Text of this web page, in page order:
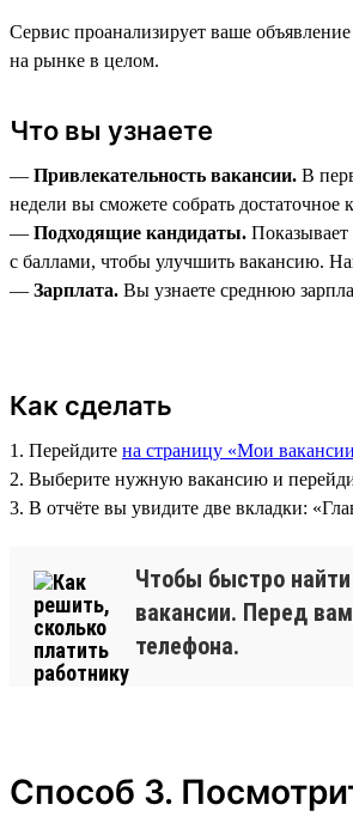
Сервис проанализирует ваше
на рынке в целом.
Что вы узнаете
— Привлекательность вакансии. В
недели вы сможете собрать достаточное
— Подходящие кандидаты.
с баллами, чтобы улучшить вакансию.
— Зарплата. Вы узнаете среднюю
Как сделать
1. Перейдите на страницу «Мои
2. Выберите нужную вакансию и
3. В отчёте вы увидите две вкладки:
Чтобы быстро
вакансии. Перед
телефона.
Способ 3.